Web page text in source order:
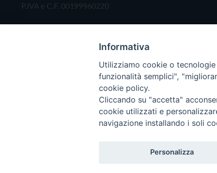
P.IVA e C.F. 00199960220
Copyright © 2019 - Tutti i diritti riservati - Vita
Informativa
Utilizziamo cookie o
funzionalità semplici",
cookie policy.
Cliccando su "accetta"
cookie utilizzati e
navigazione installando i soli
Personalizza